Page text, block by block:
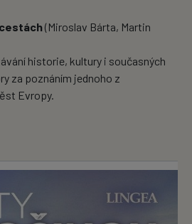
(Miroslav Bárta, Martin
historie, kultury i současných
za poznáním jednoho z
Evropy.